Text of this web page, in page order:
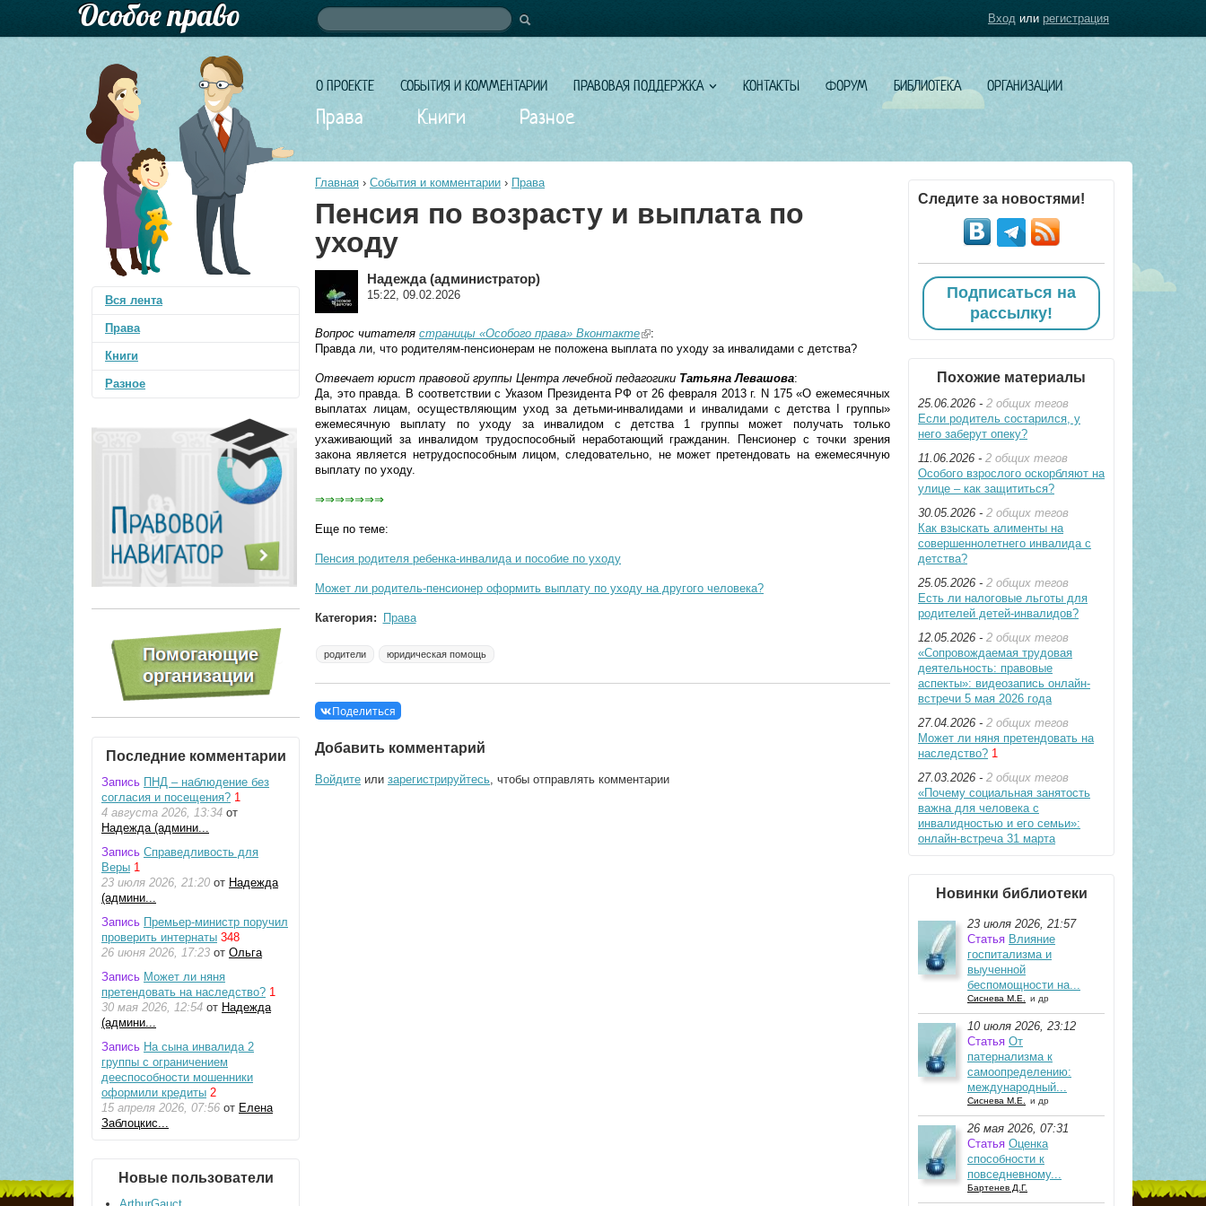
О ПРОЕКТЕ СОБЫТИЯ И КОММЕНТАРИИ ПРАВОВАЯ ПОДДЕРЖКА КОНТАКТЫ ФОРУМ БИБЛИОТЕКА ОРГАНИЗАЦИИ
Права Книги Разное
Форма поиска
Поиск Вход или регистрация
Главная › События и комментарии › Права
Пенсия по возрасту и выплата по
уходу
Надежда (администратор)
15:22, 09.02.2026
Вопрос читателя страницы «Особого права» Вконтакте(link is external)
:
Правда ли, что родителям-пенсионерам не положена выплата по уходу за инвалидами с детства?
Отвечает юрист правовой группы Центра лечебной педагогики Татьяна Левашова:
Да, это правда. В соответствии с Указом Президента РФ от 26 февраля 2013 г. N 175 «О ежемесячных
выплатах лицам, осуществляющим уход за детьми-инвалидами и инвалидами с детства I группы»
ежемесячную выплату по уходу за инвалидом с детства 1 группы может получать только
ухаживающий за инвалидом трудоспособный неработающий гражданин. Пенсионер с точки зрения
закона является нетрудоспособным лицом, следовательно, не может претендовать на ежемесячную
выплату по уходу.
⇒⇒⇒⇒⇒⇒⇒
Еще по теме:
Пенсия родителя ребенка-инвалида и пособие по уходу
Может ли родитель-пенсионер оформить выплату по уходу на другого человека?
Категория: Права
родители юридическая помощь
Поделиться
Добавить комментарий
Войдите или зарегистрируйтесь , чтобы отправлять комментарии
Вся лента
Права
Книги
Разное
Последние комментарии
Запись ПНД – наблюдение без
согласия и посещения? 1
4 августа 2026, 13:34 от
Надежда (админи...
Запись Справедливость для
Веры 1
23 июля 2026, 21:20 от Надежда
(админи...
Запись Премьер-министр поручил
проверить интернаты 348
26 июня 2026, 17:23 от Ольга
Запись Может ли няня
претендовать на наследство? 1
30 мая 2026, 12:54 от Надежда
(админи...
Запись На сына инвалида 2
группы с ограничением
дееспособности мошенники
оформили кредиты 2
15 апреля 2026, 07:56 от Елена
Заблоцкис...
Новые пользователи
Следите за новостями!
Подписаться на
рассылку!
Похожие материалы
25.06.2026 - 2 общих тегов
Если родитель состарился, у
него заберут опеку?
11.06.2026 - 2 общих тегов
Особого взрослого оскорбляют на
улице – как защититься?
30.05.2026 - 2 общих тегов
Как взыскать алименты на
совершеннолетнего инвалида с
детства?
25.05.2026 - 2 общих тегов
Есть ли налоговые льготы для
родителей детей-инвалидов?
12.05.2026 - 2 общих тегов
«Сопровождаемая трудовая
деятельность: правовые
аспекты»: видеозапись онлайн-
встречи 5 мая 2026 года
27.04.2026 - 2 общих тегов
Может ли няня претендовать на
наследство? 1
27.03.2026 - 2 общих тегов
«Почему социальная занятость
важна для человека с
инвалидностью и его семьи»:
онлайн-встреча 31 марта
Новинки библиотеки
23 июля 2026, 21:57
Статья Влияние
госпитализма и
выученной
беспомощности на...
Сиснева М.Е. и др
10 июля 2026, 23:12
Статья От
патернализма к
самоопределению:
международный...
Сиснева М.Е. и др
26 мая 2026, 07:31
Статья Оценка
способности к
повседневному...
Бартенев Д.Г.